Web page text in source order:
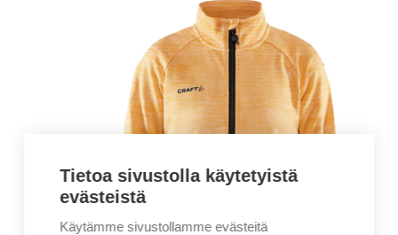
Tietoa sivustolla käytetyistä
evästeistä
Käytämme sivustollamme evästeitä